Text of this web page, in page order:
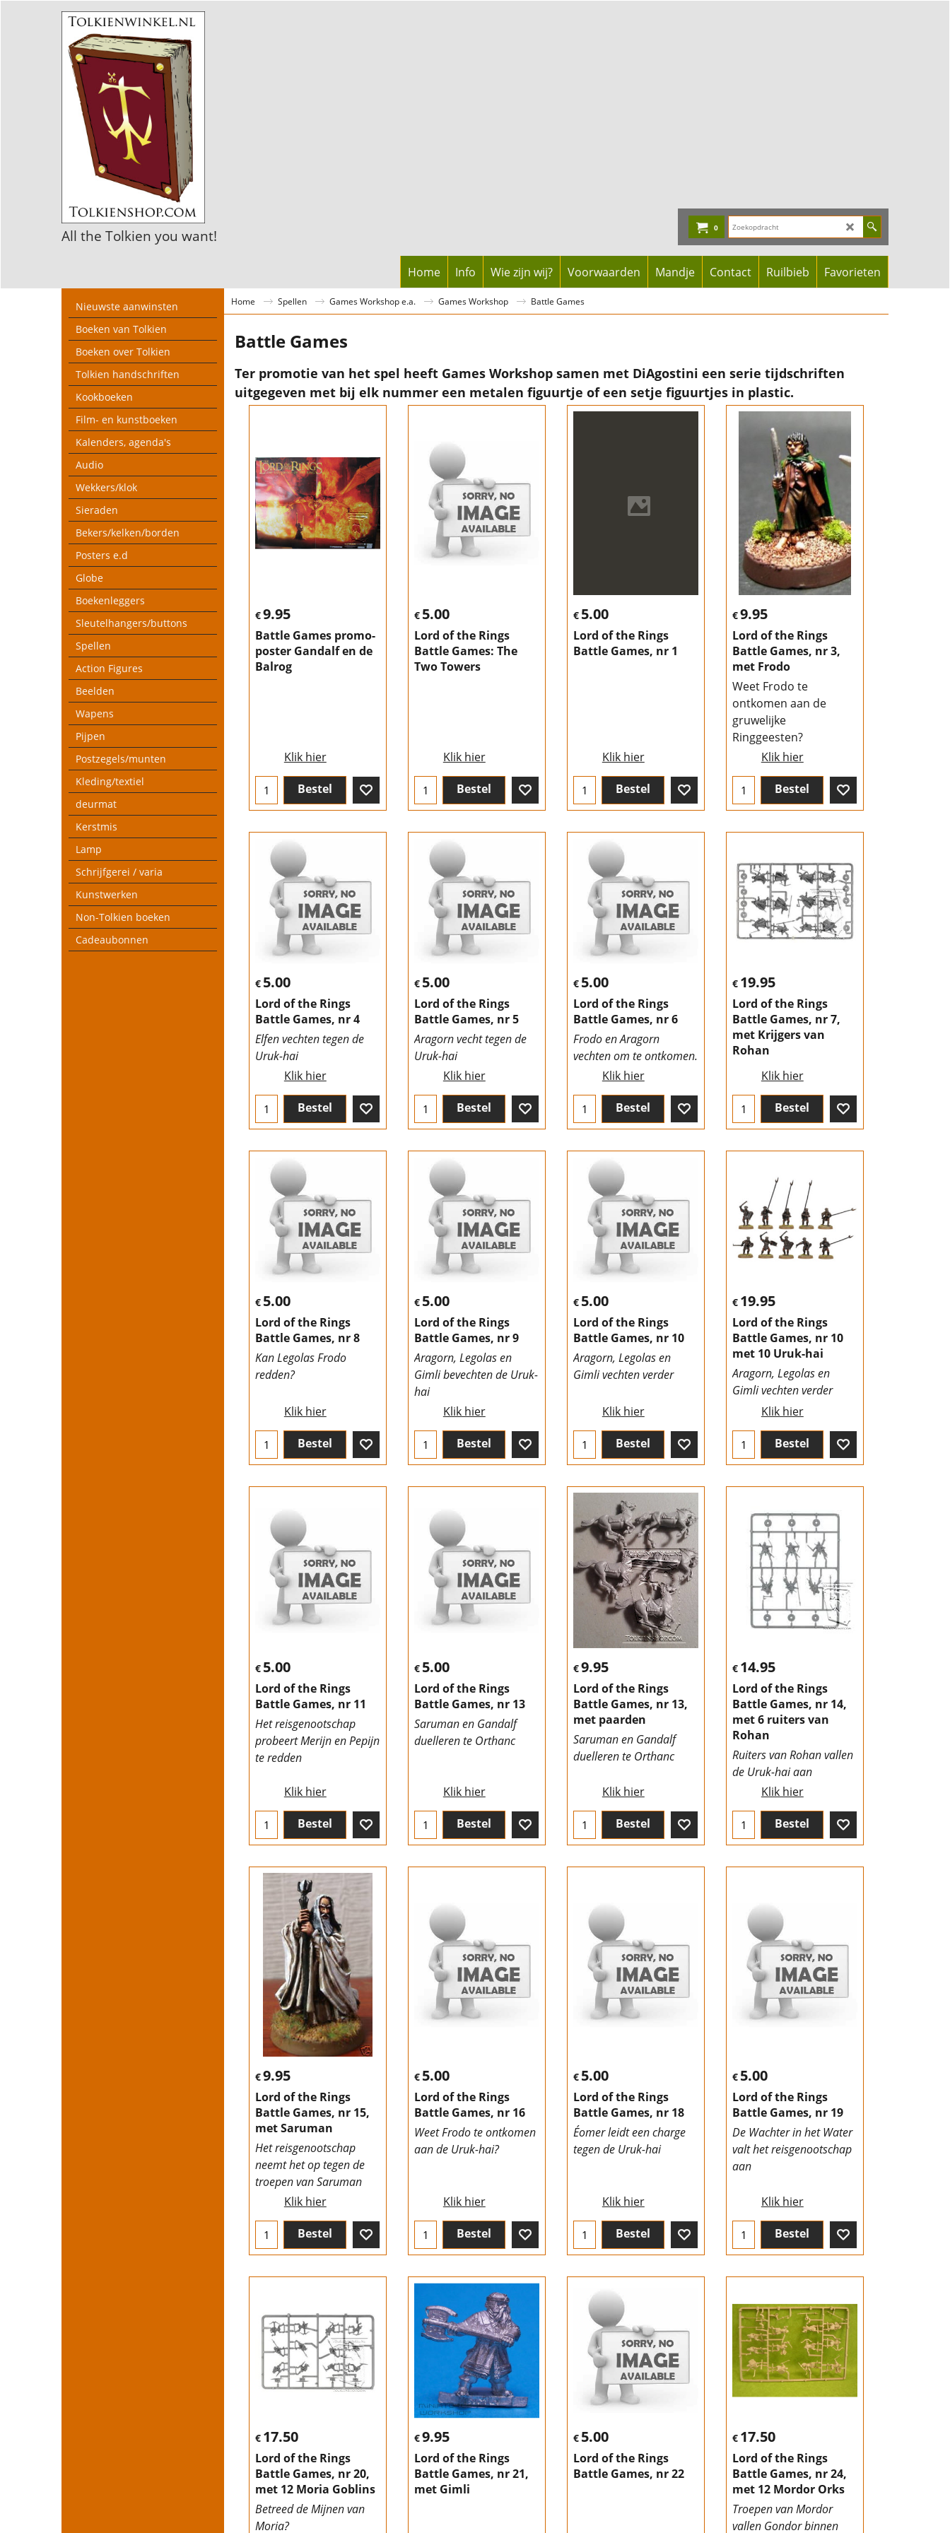
All the Tolkien you want! 0
Home Info Wie zijn wij? Voorwaarden Mandje Contact Ruilbieb Favorieten
Nieuwste aanwinsten
Boeken van Tolkien
Boeken over Tolkien
Tolkien handschriften
Kookboeken
Film- en kunstboeken
Kalenders, agenda's
Audio
Wekkers/klok
Sieraden
Bekers/kelken/borden
Posters e.d
Globe
Boekenleggers
Sleutelhangers/buttons
Spellen
Action Figures
Beelden
Wapens
Pijpen
Postzegels/munten
Kleding/textiel
deurmat
Kerstmis
Lamp
Schrijfgerei / varia
Kunstwerken
Non-Tolkien boeken
Cadeaubonnen
Home Spellen Games Workshop e.a. Games Workshop Battle Games
Battle Games
Ter promotie van het spel heeft Games Workshop samen met DiAgostini een serie tijdschriften
uitgegeven met bij elk nummer een metalen figuurtje of een setje figuurtjes in plastic.
€9.95
Battle Games promo-
poster Gandalf en de
Balrog
Klik hier
Bestel
€ 5.00
Lord of the Rings
Battle Games: The
Two Towers
Klik hier
Bestel
€ 5.00
Lord of the Rings
Battle Games, nr 1
Klik hier
Bestel
€9.95
Lord of the Rings
Battle Games, nr 3,
met Frodo
Weet Frodo te
ontkomen aan de
gruwelijke
Ringgeesten?
Klik hier
Bestel
€ 5.00
Lord of the Rings
Battle Games, nr 4
Elfen vechten tegen de
Uruk-hai
Klik hier
Bestel
€ 5.00
Lord of the Rings
Battle Games, nr 5
Aragorn vecht tegen de
Uruk-hai
Klik hier
Bestel
€ 5.00
Lord of the Rings
Battle Games, nr 6
Frodo en Aragorn
vechten om te ontkomen.
Klik hier
Bestel
€ 19.95
Lord of the Rings
Battle Games, nr 7,
met Krijgers van
Rohan
Klik hier
Bestel
€ 5.00
Lord of the Rings
Battle Games, nr 8
Kan Legolas Frodo
redden?
Klik hier
Bestel
€ 5.00
Lord of the Rings
Battle Games, nr 9
Aragorn, Legolas en
Gimli bevechten de Uruk-
hai
Klik hier
Bestel
€ 5.00
Lord of the Rings
Battle Games, nr 10
Aragorn, Legolas en
Gimli vechten verder
Klik hier
Bestel
€ 19.95
Lord of the Rings
Battle Games, nr 10
met 10 Uruk-hai
Aragorn, Legolas en
Gimli vechten verder
Klik hier
Bestel
€ 5.00
Lord of the Rings
Battle Games, nr 11
Het reisgenootschap
probeert Merijn en Pepijn
te redden
Klik hier
Bestel
€ 5.00
Lord of the Rings
Battle Games, nr 13
Saruman en Gandalf
duelleren te Orthanc
Klik hier
Bestel
€9.95
Lord of the Rings
Battle Games, nr 13,
met paarden
Saruman en Gandalf
duelleren te Orthanc
Klik hier
Bestel
€ 14.95
Lord of the Rings
Battle Games, nr 14,
met 6 ruiters van
Rohan
Ruiters van Rohan vallen
de Uruk-hai aan
Klik hier
Bestel
€9.95
Lord of the Rings
Battle Games, nr 15,
met Saruman
Het reisgenootschap
neemt het op tegen de
troepen van Saruman
Klik hier
Bestel
€ 5.00
Lord of the Rings
Battle Games, nr 16
Weet Frodo te ontkomen
aan de Uruk-hai?
Klik hier
Bestel
€ 5.00
Lord of the Rings
Battle Games, nr 18
Éomer leidt een charge
tegen de Uruk-hai
Klik hier
Bestel
€ 5.00
Lord of the Rings
Battle Games, nr 19
De Wachter in het Water
valt het reisgenootschap
aan
Klik hier
Bestel
€ 17.50
Lord of the Rings
Battle Games, nr 20,
met 12 Moria Goblins
Betreed de Mijnen van
Moria?
€9.95
Lord of the Rings
Battle Games, nr 21,
met Gimli
€ 5.00
Lord of the Rings
Battle Games, nr 22
€ 17.50
Lord of the Rings
Battle Games, nr 24,
met 12 Mordor Orks
Troepen van Mordor
vallen Gondor binnen